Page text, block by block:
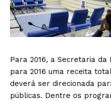
Para 2016, a Secretaria
para 2016 uma receita
deverá ser direcionada
públicas. Dentre os